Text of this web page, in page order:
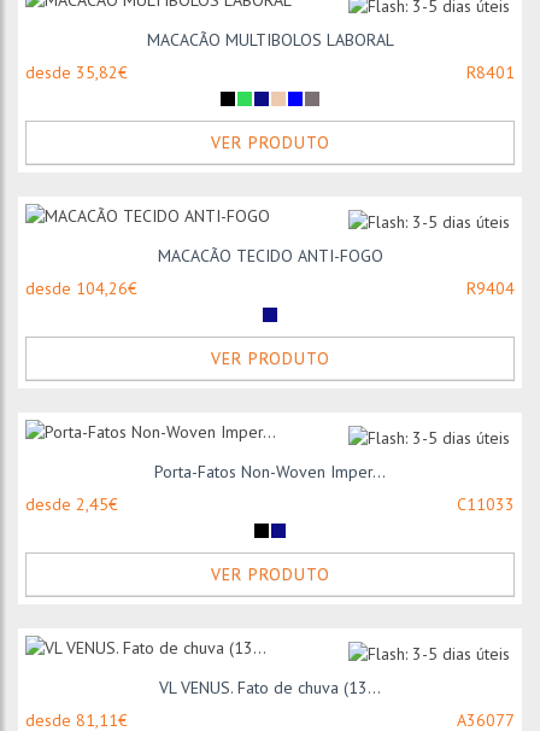
MACACÃO MULTIBOLOS LABORAL
desde 35,82€
R8401
VER PRODUTO
MACACÃO TECIDO ANTI-FOGO
desde 104,26€
R9404
VER PRODUTO
Porta-Fatos Non-Woven Imper...
desde 2,45€
C11033
VER PRODUTO
VL VENUS. Fato de chuva (13...
desde 81,11€
A36077